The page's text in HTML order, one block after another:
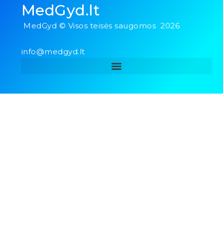
MedGyd.lt
MedGyd © Visos teisės saugomos 2026
info@medgyd.lt